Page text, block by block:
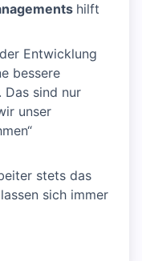
hilft
Entwicklung
bessere
Das sind nur
unser
stets das
sich immer